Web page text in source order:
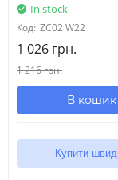
In stock
Код: ZC02 W22
1 026 грн.
1 216 грн.
В кошик
Купити